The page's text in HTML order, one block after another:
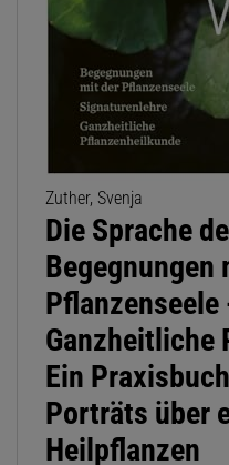
Zuther, Svenja
Die Sprache
Begegnungen
Ganzheitliche
Ein
Porträts über
Heilpflanzen